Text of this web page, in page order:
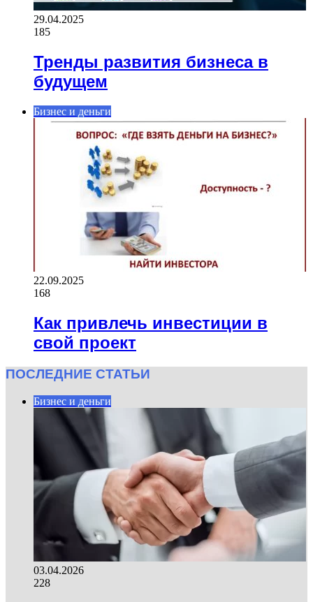
29.04.2025
185
Тренды развития бизнеса в
будущем
Бизнес и деньги
22.09.2025
168
Как привлечь инвестиции в
свой проект
ПОСЛЕДНИЕ СТАТЬИ
Бизнес и деньги
03.04.2026
228